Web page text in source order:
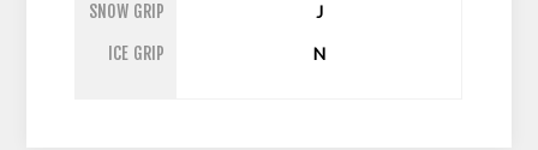
SNOW GRIP J
ICE GRIP N